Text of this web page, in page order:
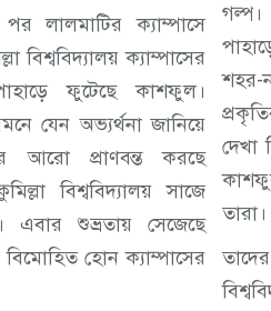
লালমাটির ক্যাম্পাসে
ক্যাম্পাসের
ফুটেছে কাশফুল।
যেন অভ্যর্থনা জানিয়ে
আরো প্রাণবন্ত করছে
বিশ্ববিদ্যালয় সাজে
শুভ্রতায় সেজেছে
বিমোহিত হোন ক্যাম্পাসের
শহর-
দেখা
তারা।